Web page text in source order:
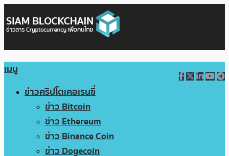
เมนู
ข่าวคริปโตเคอเรนซี่
ข่าว Bitcoin
ข่าว Ethereum
ข่าว Binance Coin
ข่าว Dogecoin